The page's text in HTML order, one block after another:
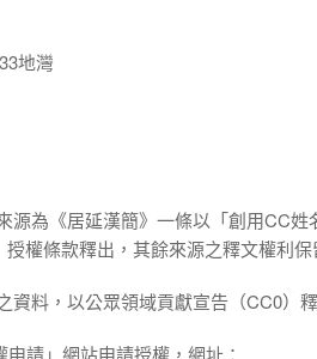
地灣
源為《居延漢簡》一條以「創用CC
權條款釋出，其餘來源之釋文權利保
資料，以公眾領域貢獻宣告（CC0）
請」網站申請授權，網址：